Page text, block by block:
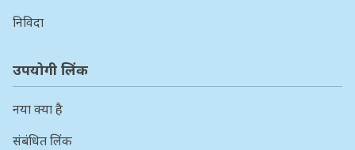
निविदा
उपयोगी लिंक
नया क्या है
संबंधित लिंक